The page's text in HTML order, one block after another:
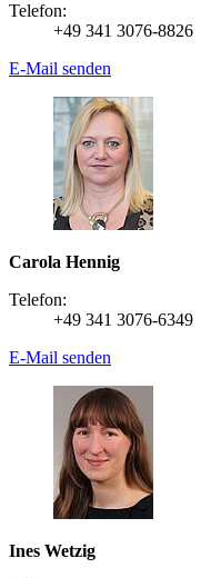
Telefon:
+49 341 3076-8826
E-Mail senden
Carola Hennig
Telefon:
+49 341 3076-6349
E-Mail senden
Ines Wetzig